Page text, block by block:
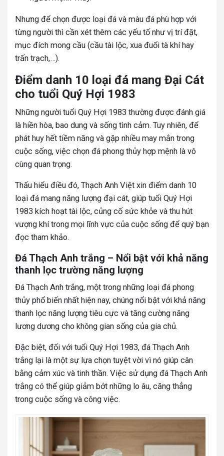
Nhưng để chọn được loại đá và màu đá phù hợp với
từng người thì cần xét thêm các yếu tố như vị trí đặt,
mục đích mong cầu (cầu tài lộc, xua đuổi tà khí hay
trấn trạch,…).
Điểm danh 10 loại đá mang Đại Cát
cho tuổi Quý Hợi 1983
Những người tuổi Quý Hợi 1983 thường được đánh giá
là hiền hòa, bao dung và sống tình cảm. Tuy nhiên, để
phát huy hết tiềm năng và gặp nhiều may mắn trong
cuộc sống, việc chọn đá phong thủy hợp mệnh là vô
cùng quan trọng.
Thấu hiểu điều đó, Thạch Anh Việt xin điểm danh 10
loại đá mang năng lượng đại cát, giúp tuổi Quý Hợi
1983 kích hoạt tài lộc, củng cố sức khỏe và thu hút
vượng khí trong mọi lĩnh vực của cuộc sống để quý bạn
đọc tham khảo.
Đá Thạch Anh trắng – Nổi bật với khả năng
thanh lọc trường năng lượng
Đá Thạch Anh trắng, một trong những loại đá phong
thủy phổ biến nhất hiện nay, chúng nổi bật với khả năng
thanh lọc năng lượng tiêu cực và tăng cường năng
lương dương cho không gian sống của gia chủ.
Đặc biệt, đối với tuổi Quý Hợi 1983, đá Thạch Anh
trắng lại là một sự lựa chọn tuyệt vời vì nó giúp cân
bằng cảm xúc và tinh thần. Việc sử dụng đá Thạch Anh
trắng có thể giúp giảm bớt những lo âu, căng thẳng
trong cuộc sống và công việc.